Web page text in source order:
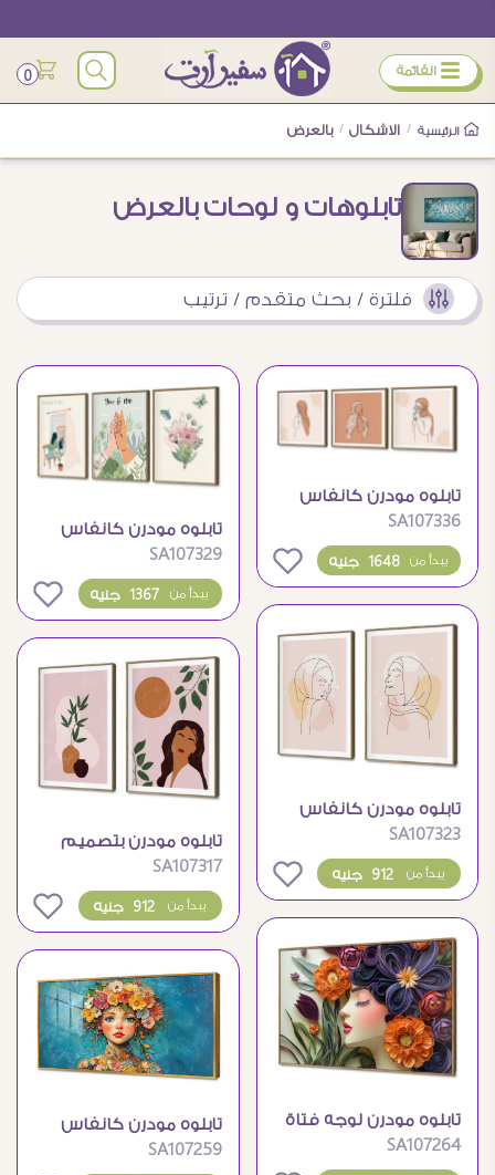
ÿ القائمة 0
الرئيسية / الاشكال / بالعرض
تابلوهات و لوحات بالعرض
فلترة / بحث متقدم / ترتيب
تابلوه مودرن كانفاس
بنات بستايل بوهيمي
SA107336
1648 جنيه يبدأ من 0
تابلوه مودرن كانفاس
بتصميم رومانسي مميز
SA107329
1367 جنيه يبدأ من 0
تابلوه مودرن كانفاس
بورتريه فتاة محجبة
SA107323
912 جنيه يبدأ من 0
تابلوه مودرن بتصميم
فني تجريدي مميز
SA107317
912 جنيه يبدأ من
تابلوه مودرن لوجه فتاة
بالزهور الملونة
SA107264
تابلوه مودرن كانفاس
لفتاة بزهور ملونة
SA107259